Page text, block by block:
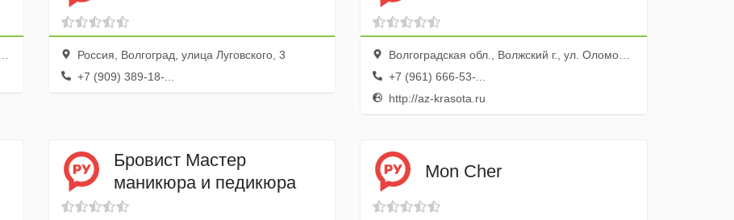
Россия, Волгоград, улица Луговского, 3
+7 (909) 389-18-...
Волгоградская обл., Волжский г., ул. Оломоуцкая, 37
+7 (961) 666-53-...
http://az-krasota.ru
Бровист Мастер
маникюра и педикюра
Mon Cher